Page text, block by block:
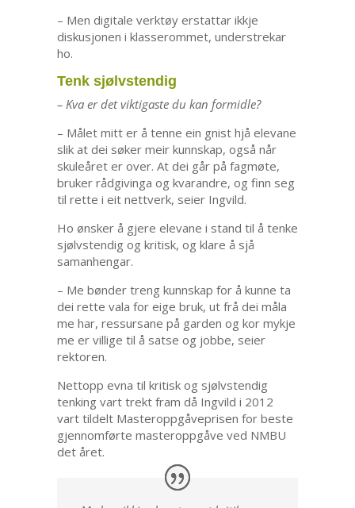
– Men digitale verktøy erstattar ikkje
diskusjonen i klasserommet, understrekar
ho.
Tenk sjølvstendig
– Kva er det viktigaste du kan formidle?
– Målet mitt er å tenne ein gnist hjå elevane
slik at dei søker meir kunnskap, også når
skuleåret er over. At dei går på fagmøte,
bruker rådgivinga og kvarandre, og finn seg
til rette i eit nettverk, seier Ingvild.
Ho ønsker å gjere elevane i stand til å tenke
sjølvstendig og kritisk, og klare å sjå
samanhengar.
– Me bønder treng kunnskap for å kunne ta
dei rette vala for eige bruk, ut frå dei måla
me har, ressursane på garden og kor mykje
me er villige til å satse og jobbe, seier
rektoren.
Nettopp evna til kritisk og sjølvstendig
tenking vart trekt fram då Ingvild i 2012
vart tildelt Masteroppgåveprisen for beste
gjennomførte masteroppgåve ved NMBU
det året.